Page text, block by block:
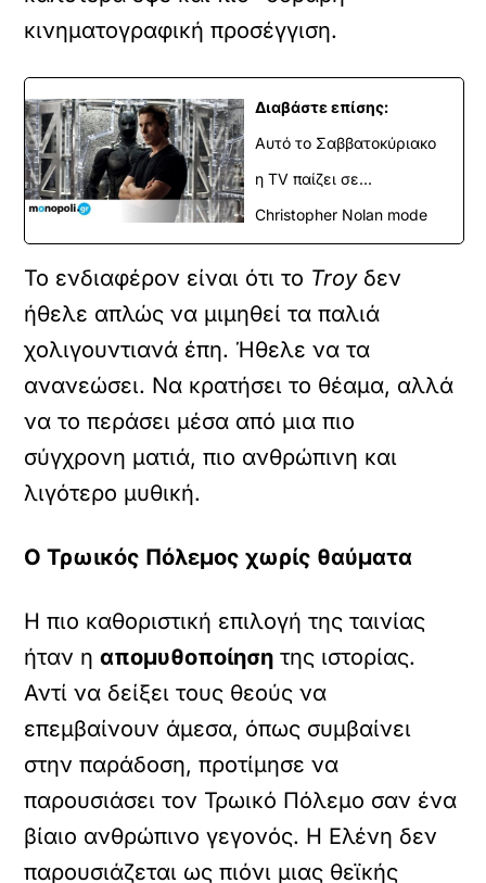
κινηματογραφική προσέγγιση.
Διαβάστε επίσης:
Αυτό το Σαββατοκύριακο
η TV παίζει σε...
Christopher Nolan mode
Το ενδιαφέρον είναι ότι το Troyδεν
ήθελε απλώς να μιμηθεί τα παλιά
χολιγουντιανά έπη. Ήθελε να τα
ανανεώσει. Να κρατήσει το θέαμα, αλλά
να το περάσει μέσα από μια πιο
σύγχρονη ματιά, πιο ανθρώπινη και
λιγότερο μυθική.
Ο Τρωικός Πόλεμος χωρίς θαύματα
Η πιο καθοριστική επιλογή της ταινίας
ήταν ηαπομυθοποίηση της ιστορίας.
Αντί να δείξει τους θεούς να
επεμβαίνουν άμεσα, όπως συμβαίνει
στην παράδοση, προτίμησε να
παρουσιάσει τον Τρωικό Πόλεμο σαν ένα
βίαιο ανθρώπινο γεγονός. Η Ελένη δεν
παρουσιάζεται ως πιόνι μιας θεϊκής